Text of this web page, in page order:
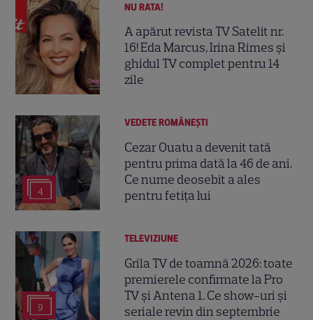
NU RATA!
A apărut revista TV Satelit nr.
16! Eda Marcus, Irina Rimes și
ghidul TV complet pentru 14
zile
4
VEDETE ROMÂNEŞTI
Cezar Ouatu a devenit tată
pentru prima dată la 46 de ani.
Ce nume deosebit a ales
pentru fetița lui
9
TELEVIZIUNE
Grila TV de toamnă 2026: toate
premierele confirmate la Pro
TV și Antena 1. Ce show-uri și
seriale revin din septembrie